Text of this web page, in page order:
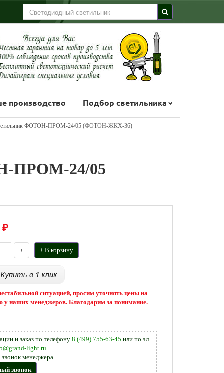
производство Подбор светильника
ФОТОН-ПРОМ-24/05 (ФОТОН-ЖКХ-36)
ПРОМ-24/05
₽
+ + В корзину
ситуацией, просим уточнять цены на
у наших менеджеров. Благодарим за понимание.
и заказ по телефону 8 (499) 755-63-45 или по эл.
light.ru.
звонок менеджера
звонок